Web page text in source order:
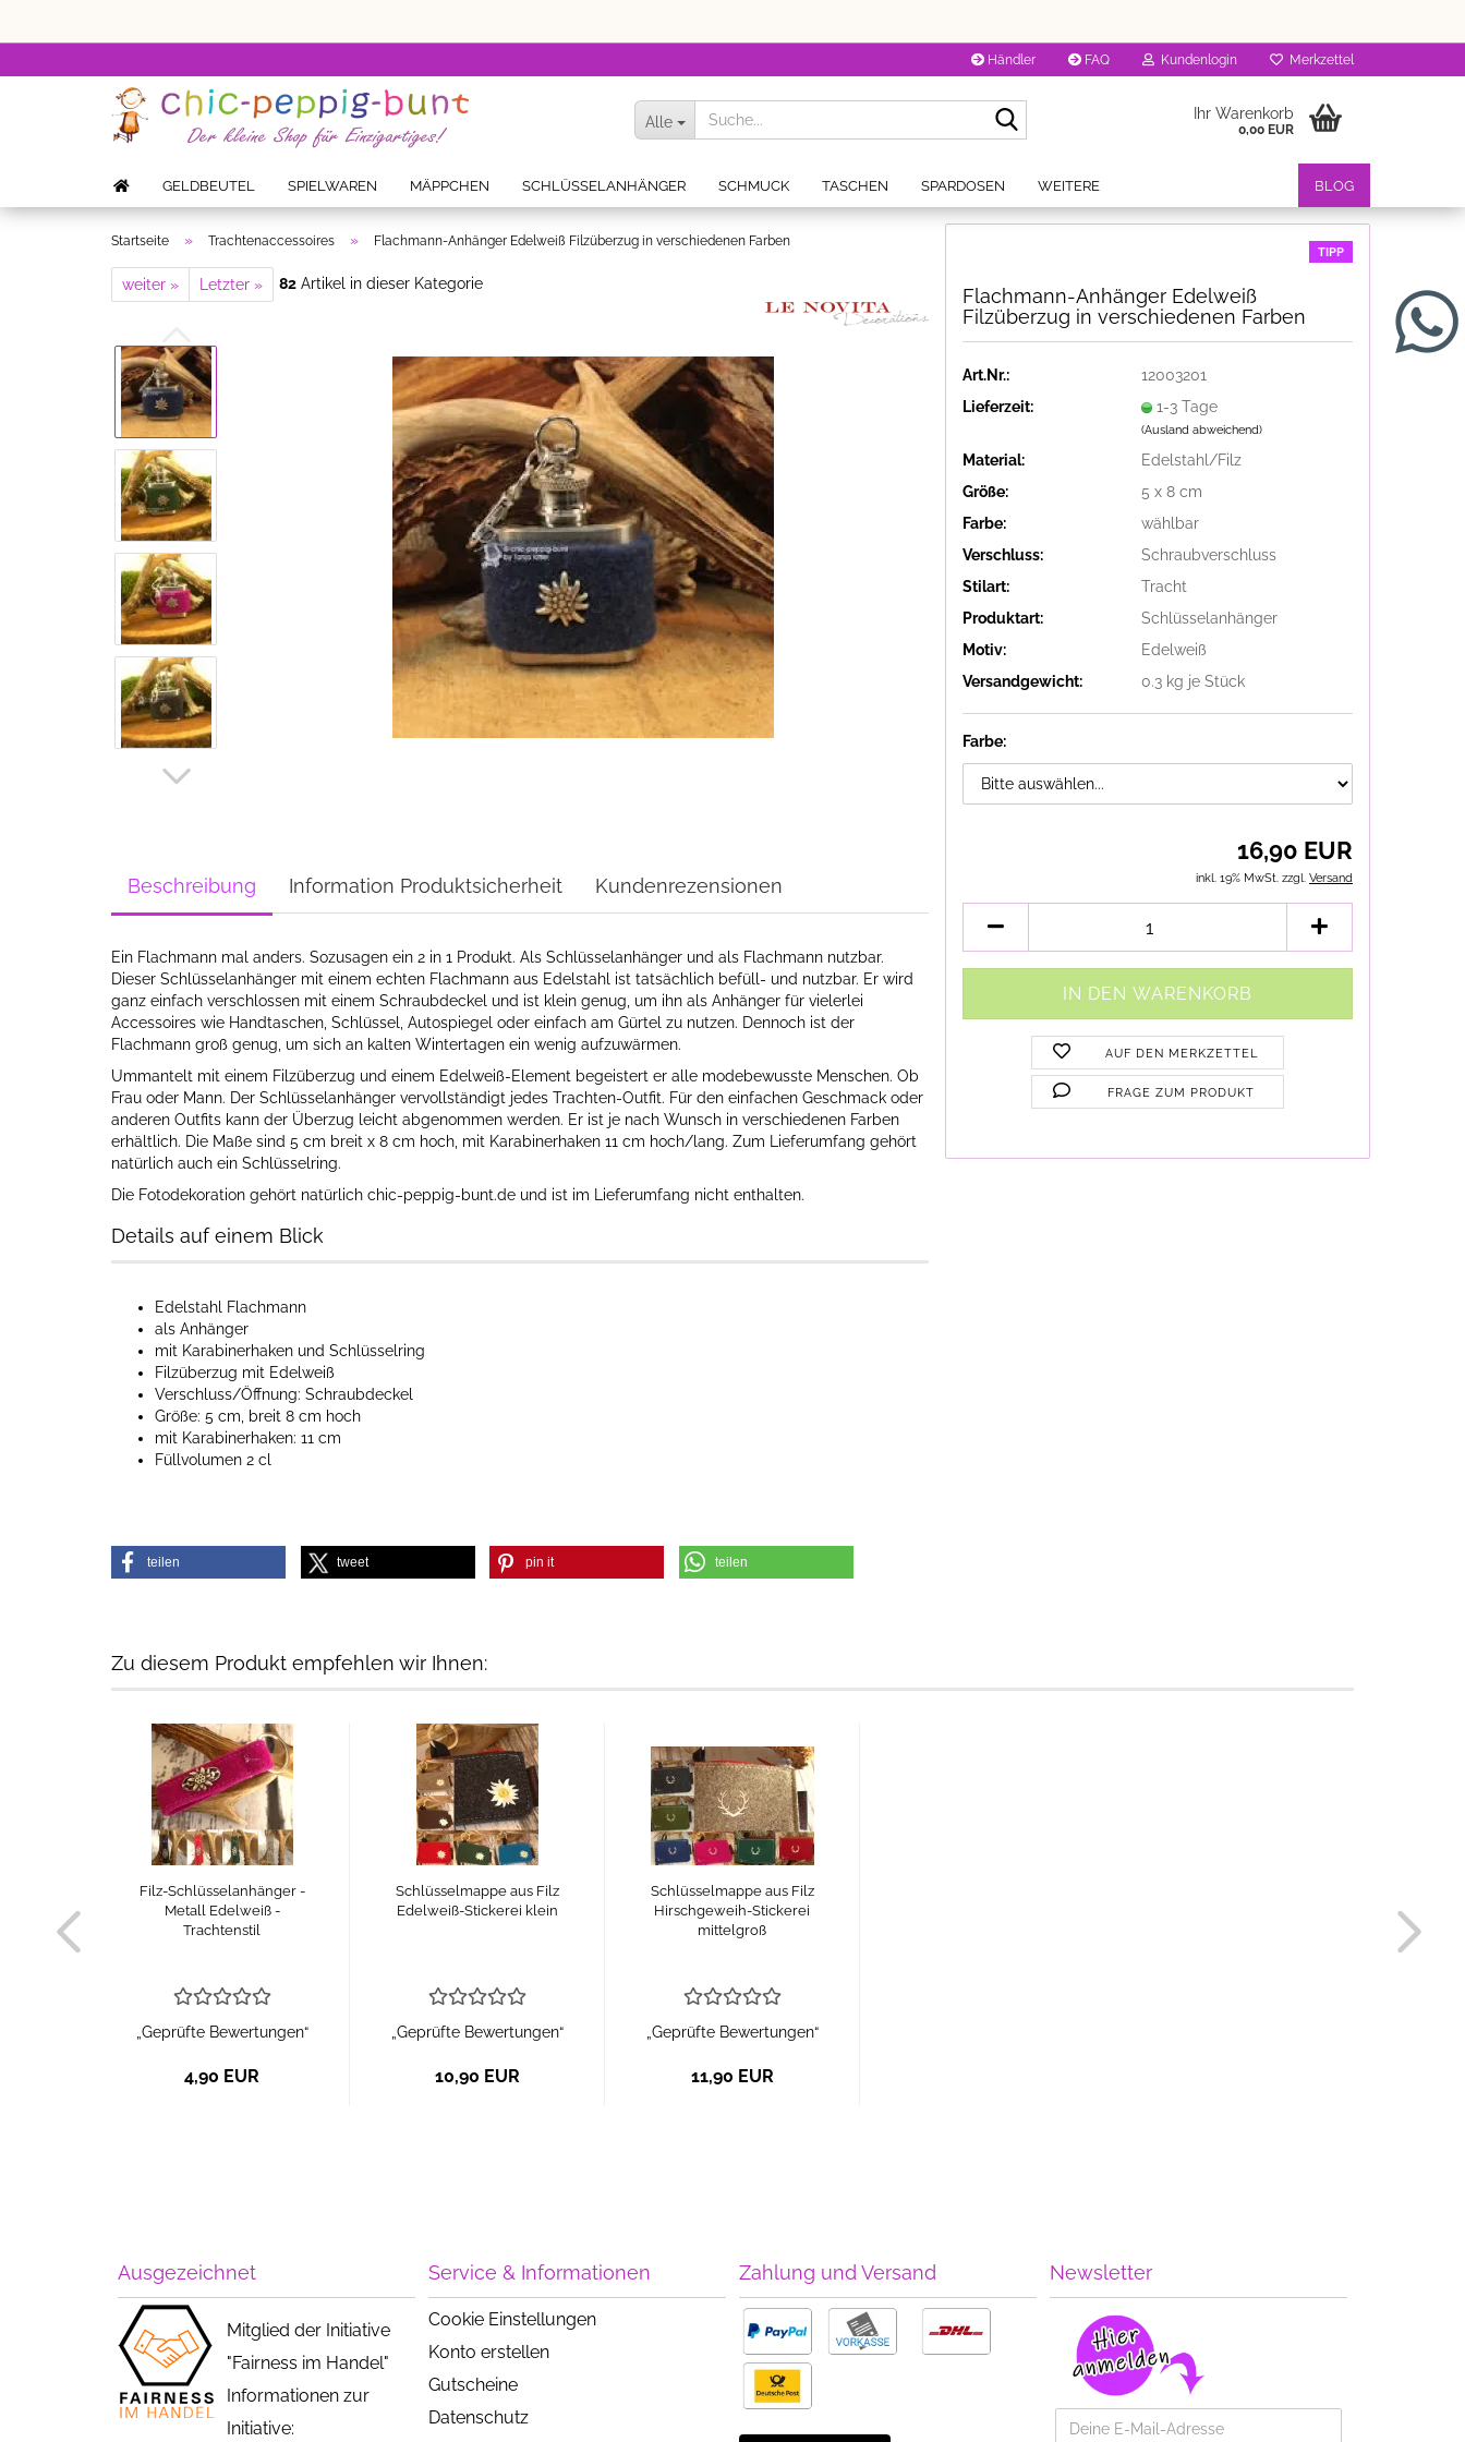
Händler FAQ Kundenlogin Merkzettel
Alle Ihr Warenkorb
0,00 EUR
GELDBEUTEL SPIELWAREN MÄPPCHEN SCHLÜSSELANHÄNGER SCHMUCK TASCHEN SPARDOSEN BLOG
WEITERE
Startseite » Trachtenaccessoires » Flachmann-Anhänger Edelweiß Filzüberzug in verschiedenen Farben
weiter » Letzter » 82 Artikel in dieser Kategorie
TIPP
Flachmann-Anhänger Edelweiß
Filzüberzug in verschiedenen Farben
Art.Nr.:
12003201
Lieferzeit:
1-3 Tage
(Ausland abweichend)
Material:
Edelstahl/Filz
Größe:
5 x 8 cm
Farbe:
wählbar
Verschluss:
Schraubverschluss
Stilart:
Tracht
Produktart:
Schlüsselanhänger
Motiv:
Edelweiß
Versandgewicht:
0.3 kg je Stück
Farbe:
16,90 EUR
inkl. 19% MwSt. zzgl. Versand
AUF DEN MERKZETTEL
FRAGE ZUM PRODUKT
Beschreibung Information Produktsicherheit Kundenrezensionen
Ein Flachmann mal anders. Sozusagen ein 2 in 1 Produkt. Als Schlüsselanhänger und als Flachmann nutzbar.
Dieser Schlüsselanhänger mit einem echten Flachmann aus Edelstahl ist tatsächlich befüll- und nutzbar. Er wird
ganz einfach verschlossen mit einem Schraubdeckel und ist klein genug, um ihn als Anhänger für vielerlei
Accessoires wie Handtaschen, Schlüssel, Autospiegel oder einfach am Gürtel zu nutzen. Dennoch ist der
Flachmann groß genug, um sich an kalten Wintertagen ein wenig aufzuwärmen.
Ummantelt mit einem Filzüberzug und einem Edelweiß-Element begeistert er alle modebewusste Menschen. Ob
Frau oder Mann. Der Schlüsselanhänger vervollständigt jedes Trachten-Outfit. Für den einfachen Geschmack oder
anderen Outfits kann der Überzug leicht abgenommen werden. Er ist je nach Wunsch in verschiedenen Farben
erhältlich. Die Maße sind 5 cm breit x 8 cm hoch, mit Karabinerhaken 11 cm hoch/lang. Zum Lieferumfang gehört
natürlich auch ein Schlüsselring.
Die Fotodekoration gehört natürlich chic-peppig-bunt.de und ist im Lieferumfang nicht enthalten.
Details auf einem Blick
Edelstahl Flachmann
als Anhänger
mit Karabinerhaken und Schlüsselring
Filzüberzug mit Edelweiß
Verschluss/Öffnung: Schraubdeckel
Größe: 5 cm, breit 8 cm hoch
mit Karabinerhaken: 11 cm
Füllvolumen 2 cl
teilen tweet pin it teilen
Zu diesem Produkt empfehlen wir Ihnen:
Filz-Schlüsselanhänger -
Metall Edelweiß -
Trachtenstil
„Geprüfte Bewertungen“
4,90 EUR
Schlüsselmappe aus Filz
Edelweiß-Stickerei klein
„Geprüfte Bewertungen“
10,90 EUR
Schlüsselmappe aus Filz
Hirschgeweih-Stickerei
mittelgroß
„Geprüfte Bewertungen“
11,90 EUR
Ausgezeichnet
Mitglied der Initiative
"Fairness im Handel"
Informationen zur
Initiative:
Service & Informationen
Cookie Einstellungen
Konto erstellen
Gutscheine
Datenschutz
Zahlung und Versand Newsletter